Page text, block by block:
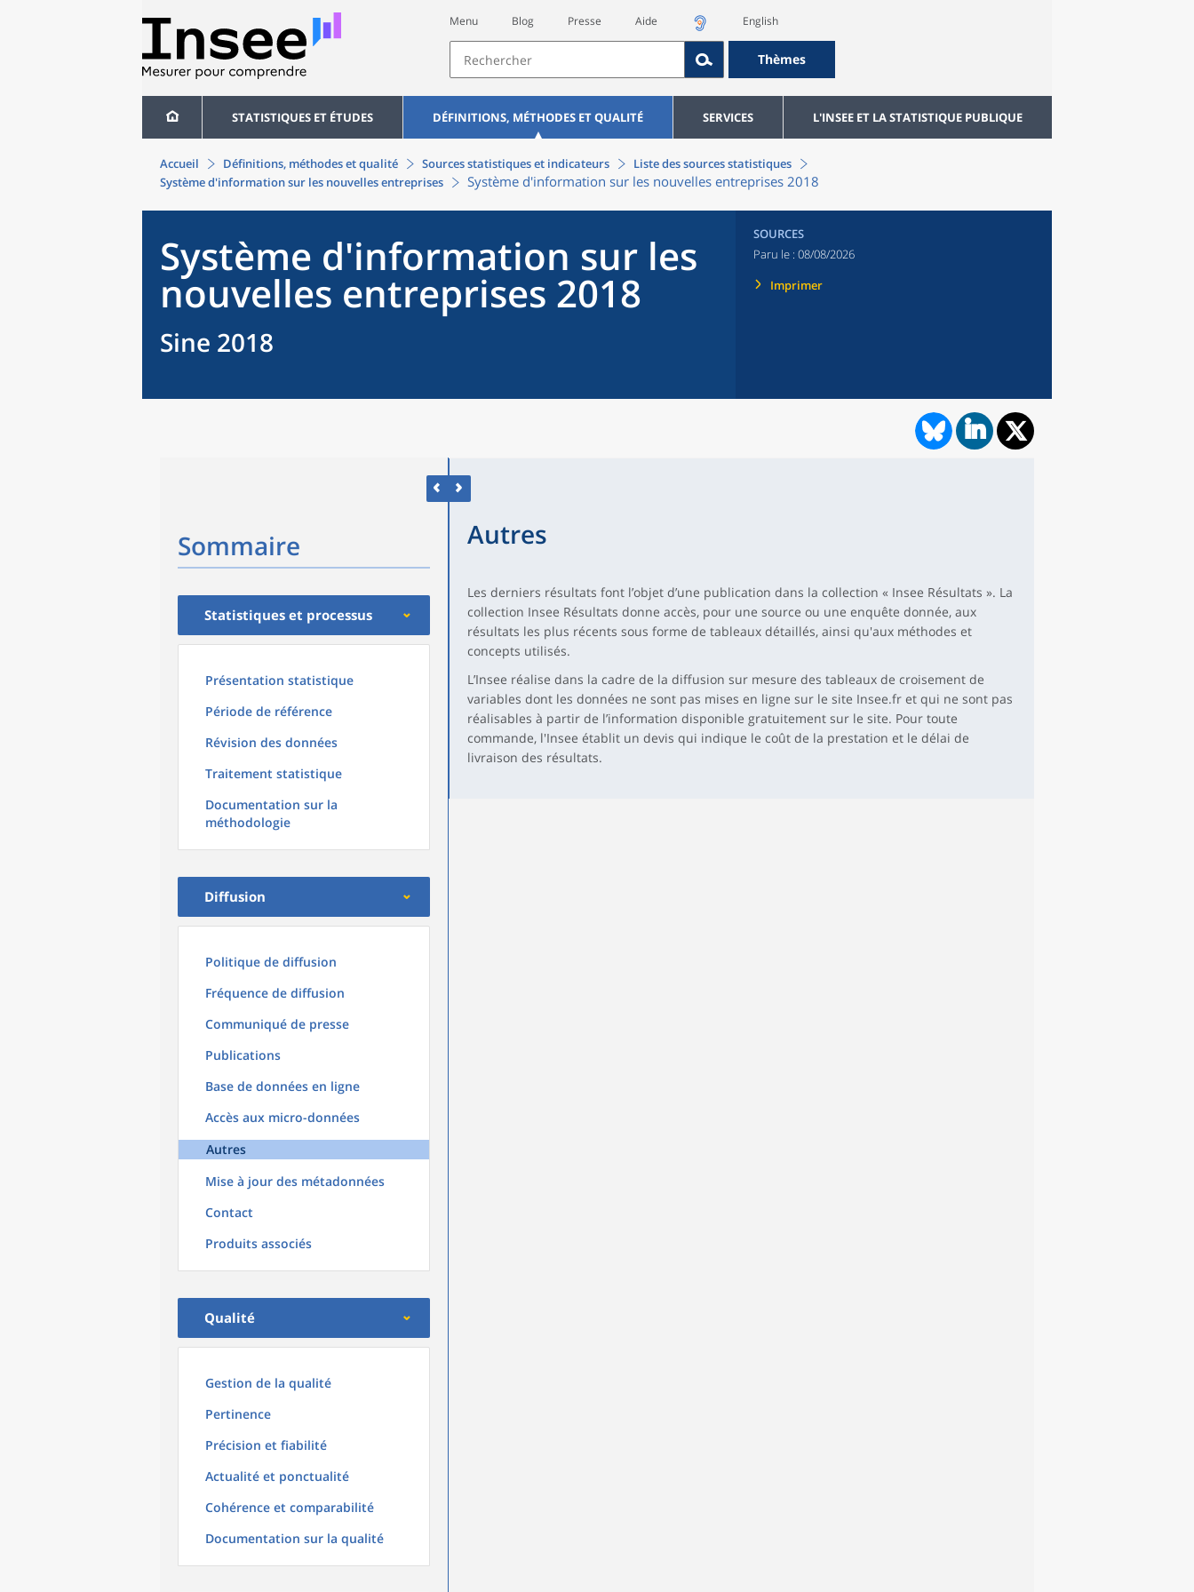
Menu Blog Presse Aide English
Thèmes
STATISTIQUES ET ÉTUDES DÉFINITIONS, MÉTHODES ET QUALITÉ SERVICES L'INSEE ET LA STATISTIQUE PUBLIQUE
Accueil Définitions, méthodes et qualité Sources statistiques et indicateurs
Liste des sources statistiques
Système d'information sur les nouvelles entreprises
Système d'information sur les nouvelles entreprises 2018
Système d'information sur les
nouvelles entreprises 2018
Sine 2018
SOURCES
Paru le : 08/08/2026
Imprimer
Sommaire
Statistiques et processus
Présentation statistique
Période de référence
Révision des données
Traitement statistique
Documentation sur la
méthodologie
Diffusion
Politique de diffusion
Fréquence de diffusion
Communiqué de presse
Publications
Base de données en ligne
Accès aux micro-données
Autres
Mise à jour des métadonnées
Contact
Produits associés
Qualité
Gestion de la qualité
Pertinence
Précision et fiabilité
Actualité et ponctualité
Cohérence et comparabilité
Documentation sur la qualité
Autres
Les derniers résultats font l’objet d’une publication dans la collection « Insee Résultats ». La
collection Insee Résultats donne accès, pour une source ou une enquête donnée, aux
résultats les plus récents sous forme de tableaux détaillés, ainsi qu'aux méthodes et
concepts utilisés.
L’Insee réalise dans la cadre de la diffusion sur mesure des tableaux de croisement de
variables dont les données ne sont pas mises en ligne sur le site Insee.fr et qui ne sont pas
réalisables à partir de l’information disponible gratuitement sur le site. Pour toute
commande, l'Insee établit un devis qui indique le coût de la prestation et le délai de
livraison des résultats.